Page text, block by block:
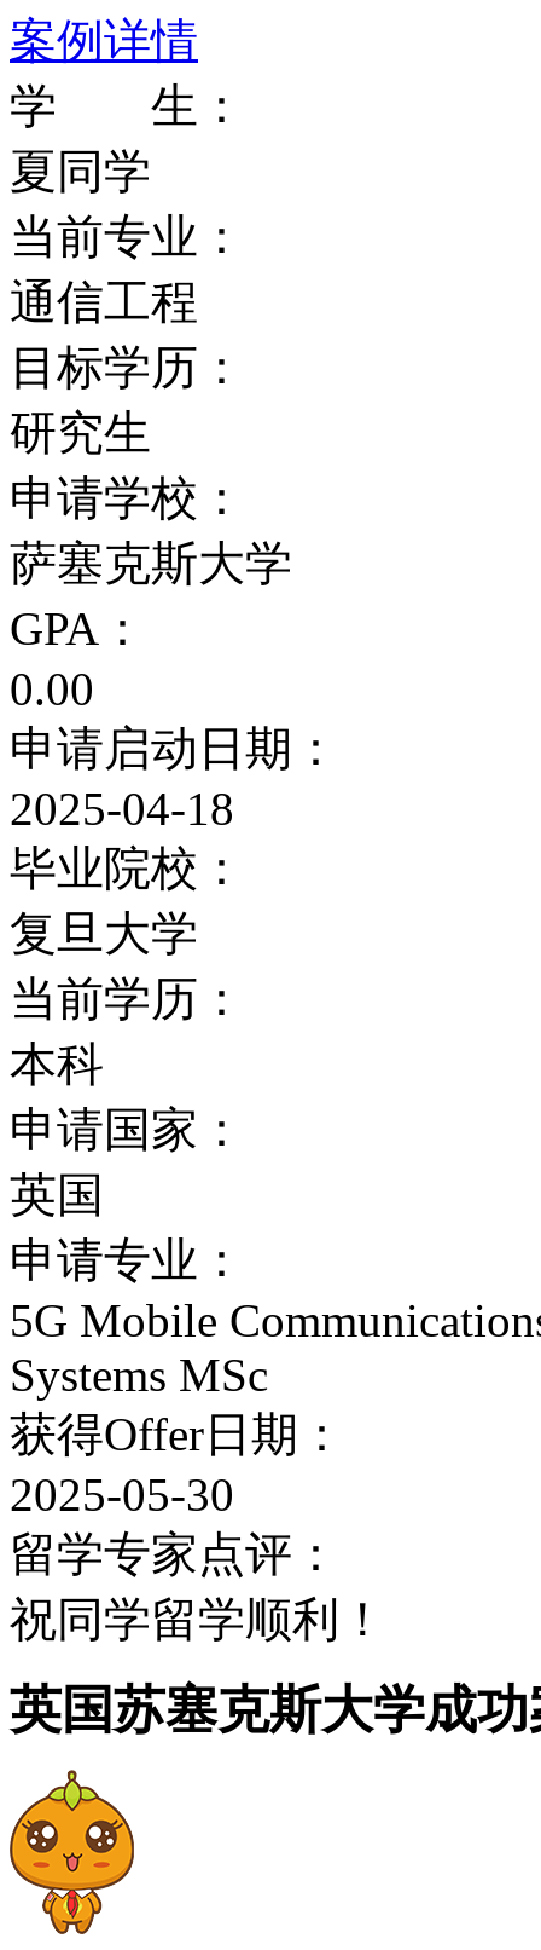
并更具吸引力和挑战性
学发生的重大改变，如
院，开设新的学科，建
像在构建一所全新的大
学术优势
目前学校有10,000多名
人，学生和员工来自世
是一所研究性大学，在
名榜中名列前茅。良好
学科领域前沿的老师和
贝尔奖得主、12名英国
会科学会的会员，以及
奖获得者。
萨塞克斯大学的本科和
组成，每个学院下设若
生命科学学院、科技学
政策研究学院、萨塞克
斯医学院。学校为国际
盖的主要学科领域包括
数学、工程和物理、法
体研究和医学。
院系,课程与规模
萨塞克斯大学的院系：
商学院
教育与社会工作学院
工程与设计学院
英语学院
案例详情
学 生：
夏同学
当前专业：
通信工程
目标学历：
研究生
申请学校：
萨塞克斯大学
GPA：
0.00
申请启动日期：
2025-04-18
毕业院校：
复旦大学
当前学历：
本科
申请国家：
英国
申请专业：
5G Mobile
Systems MSc
获得Offer日期：
2025-05-30
留学专家点评：
祝同学留学顺利！
英国苏塞克斯大学成